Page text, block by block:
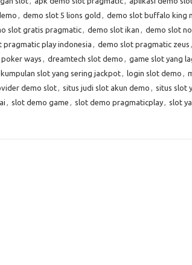
, demo slot 5 lions gold , demo slot buffalo king
slot gratis pragmatic, demo slot ikan , demo slot
pragmatic play indonesia , demo slot pragmatic zeus ,
ways , dreamtech slot demo , game slot yang
kumpulan slot yang sering jackpot, login slot demo ,
demo slot, situs judi slot akun demo , situs slot
, slot demo game , slot demo pragmaticplay, slot